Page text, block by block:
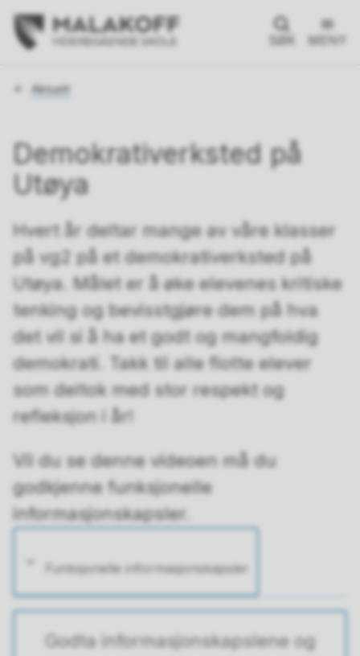
SØK MENY
Du
Aktuelt
Demokrativerksted på
Utøya
Hvert år deltar mange av våre klasser
på vg2 på et demokrativerksted på
Utøya. Målet er å øke elevenes kritiske
tenking og bevisstgjøre dem på hva
det vil si å ha et godt og mangfoldig
demokrati. Takk til alle flotte elever
som deltok med stor respekt og
refleksjon i år!
Vil du se denne videoen må du
godkjenne funksjonelle
informasjonskapsler.
Funksjonelle informasjonskapsler
Godta informasjonskapslene og